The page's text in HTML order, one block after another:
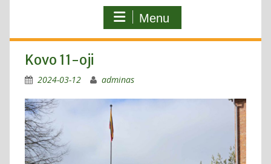
Menu
Kovo 11-oji
2024-03-12 adminas